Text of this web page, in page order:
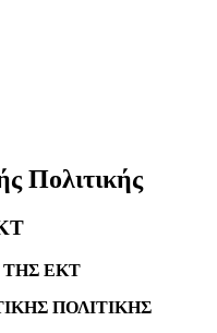
Πολιτικής
ΤΗΣ ΕΚΤ
ΠΟΛΙΤΙΚΗΣ